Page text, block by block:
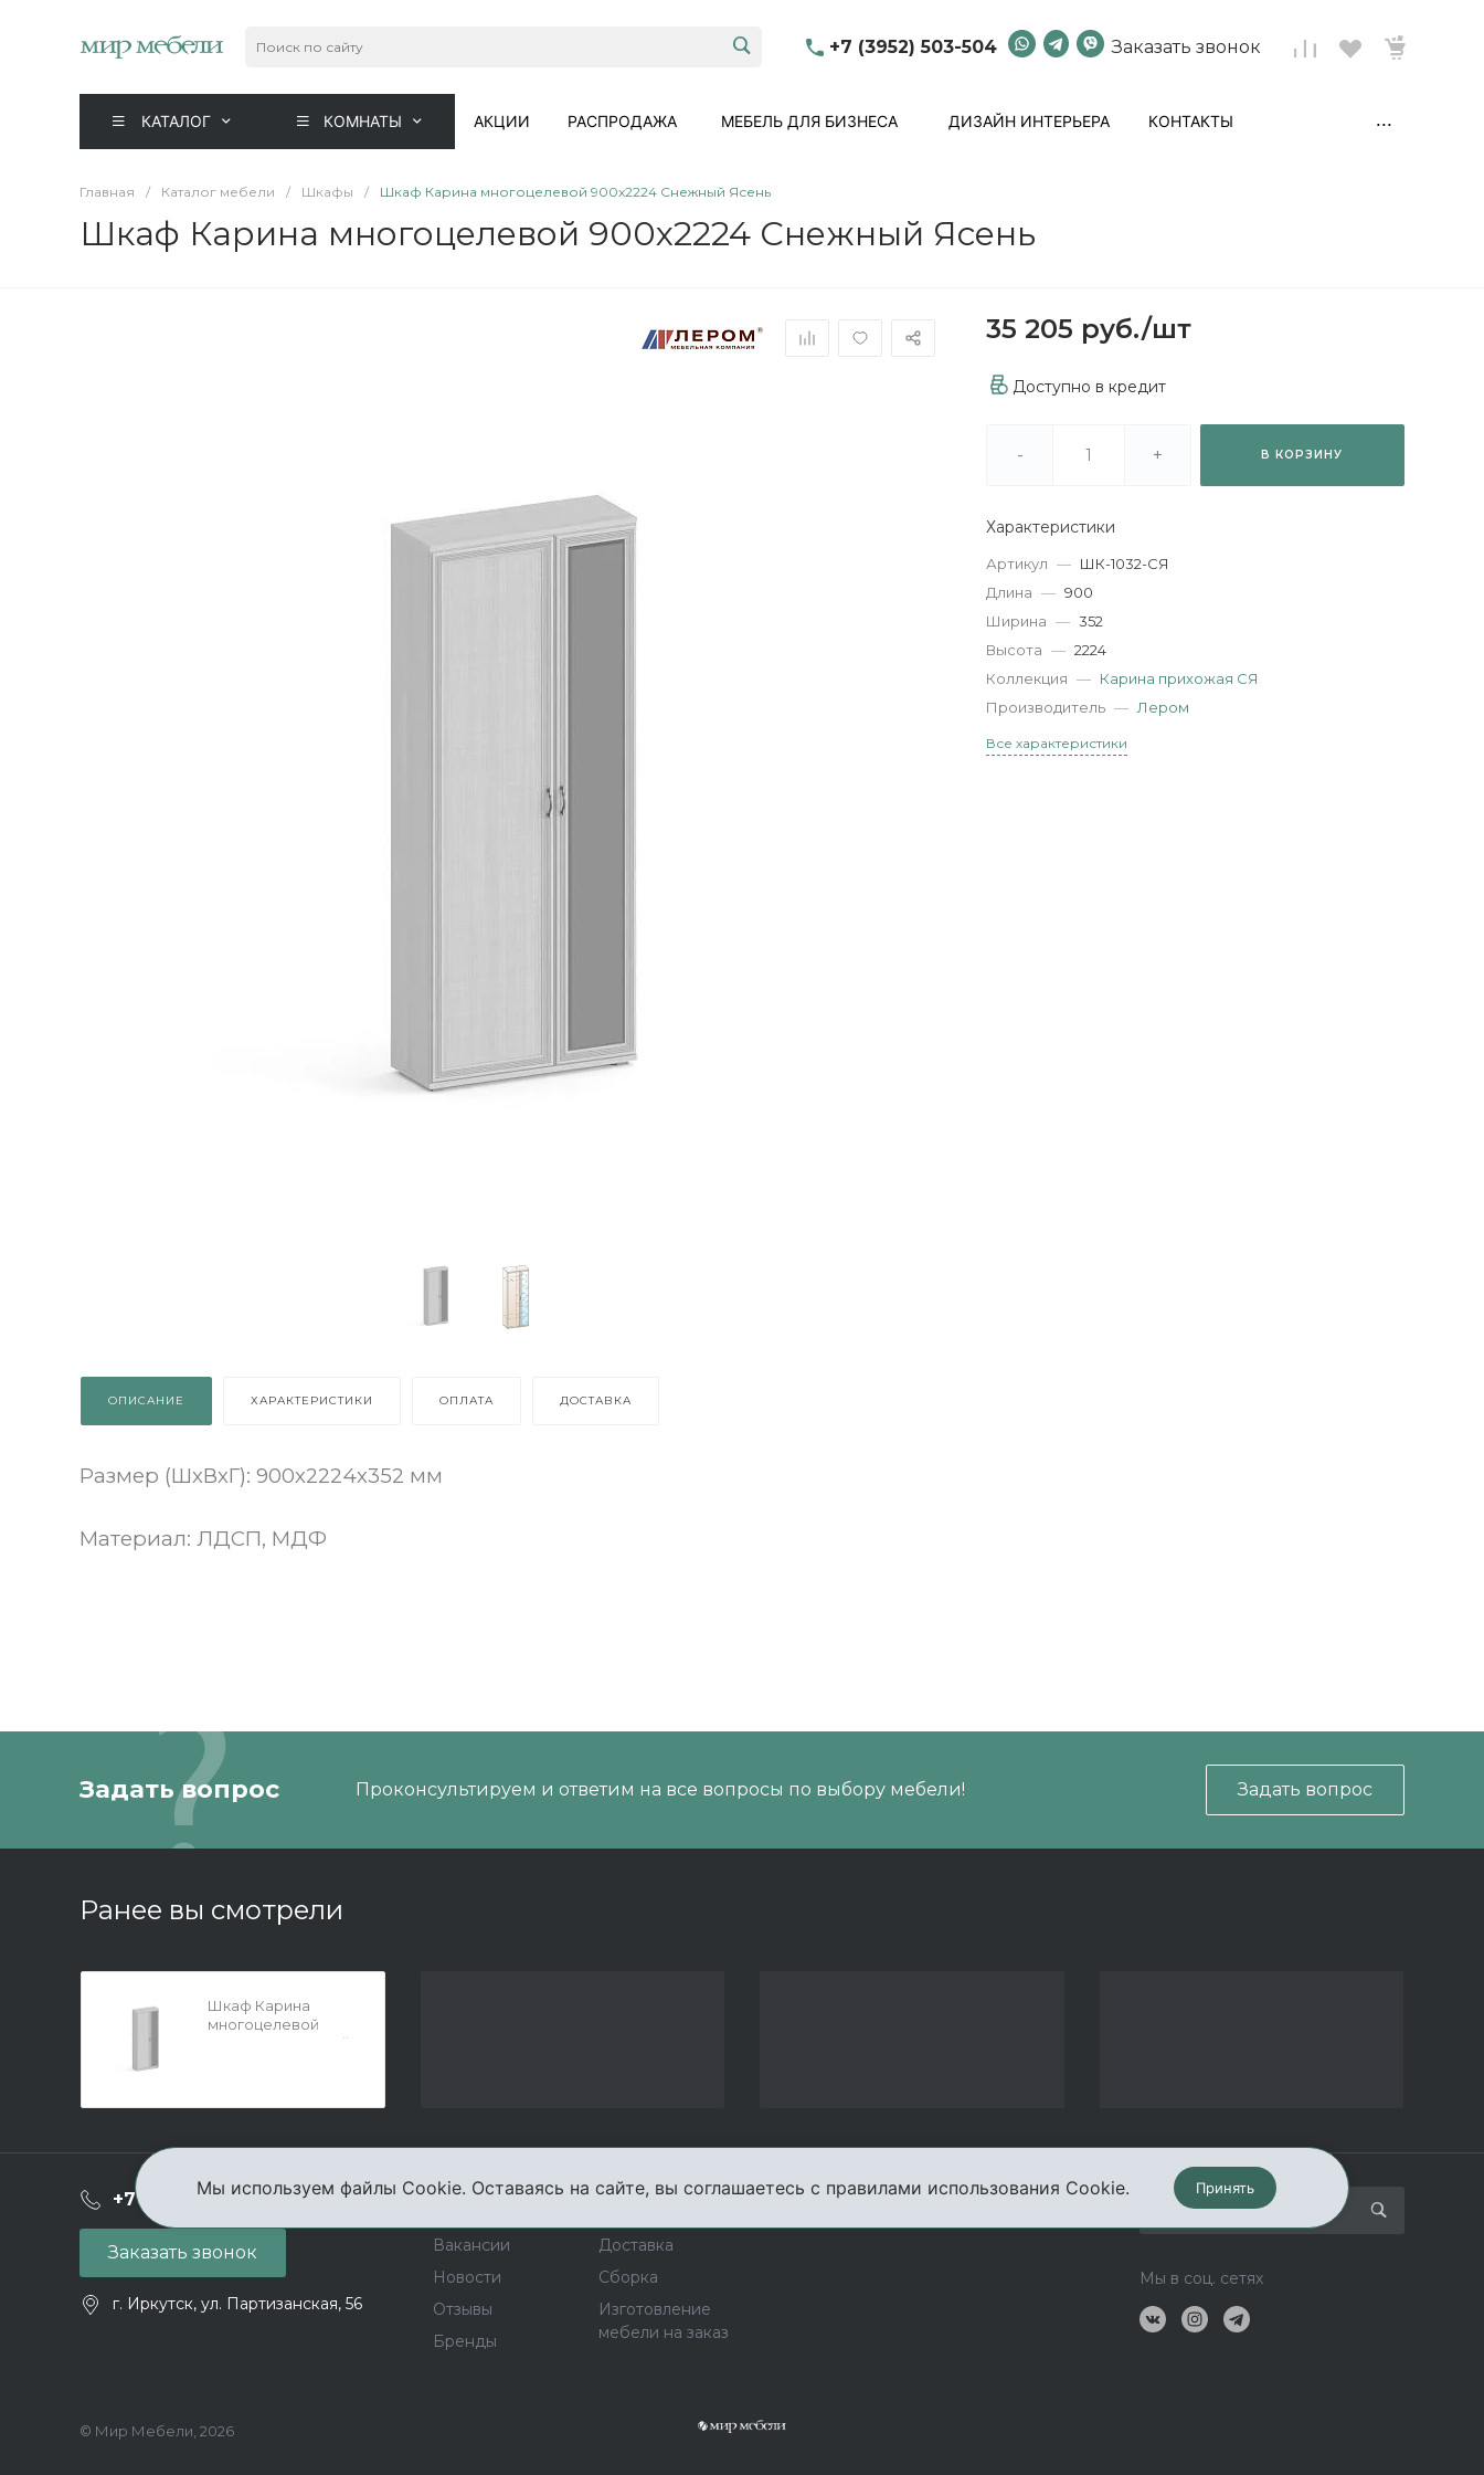
+7 (3952) 503-504 Заказать звонок
КАТАЛОГ КОМНАТЫ АКЦИИ РАСПРОДАЖА МЕБЕЛЬ ДЛЯ БИЗНЕСА ДИЗАЙН ИНТЕРЬЕРА КОНТАКТЫ ...
Главная / Каталог мебели / Шкафы / Шкаф Карина многоцелевой 900x2224 Снежный Ясень
Шкаф Карина многоцелевой 900x2224 Снежный Ясень
35 205 руб./шт
Доступно в кредит
- + В КОРЗИНУ
Характеристики
Артикул — ШК-1032-СЯ
Длина — 900
Ширина — 352
Высота — 2224
Коллекция — Карина прихожая СЯ
Производитель — Лером
Все характеристики
ОПИСАНИЕ ХАРАКТЕРИСТИКИ ОПЛАТА ДОСТАВКА
Размер (ШхВхГ): 900х2224х352 мм
Материал: ЛДСП, МДФ
Задать вопрос Проконсультируем и ответим на все вопросы по выбору мебели! Задать вопрос
Ранее вы смотрели
Шкаф Карина
многоцелевой
900x2224 Снежный
+7 (3952) 503-504
Заказать звонок
г. Иркутск, ул. Партизанская, 56
О компании
Вакансии
Новости
Отзывы
Бренды
Услуги
Доставка
Сборка
Изготовление
мебели на заказ
Карта сайта Контакты
Мы в соц. сетях
© Мир Мебели, 2026
Мы используем файлы Cookie. Оставаясь на сайте, вы соглашаетесь с правилами использования Cookie. Принять